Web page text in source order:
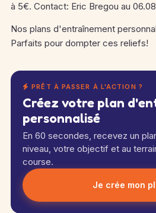
à 5€. Contact: Eric Bregou au
Nos plans d'entraînement
Parfaits pour dompter ces reliefs!
PRÊT À PASSER À L'ACTION ?
Créez votre plan
personnalisé
En 60 secondes, recevez un
niveau, votre objectif et au
course.
Je crée mon